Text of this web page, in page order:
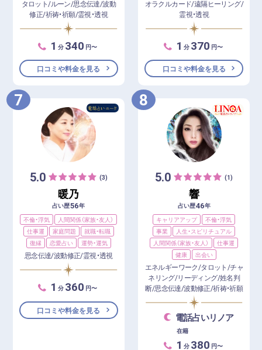
タロット/ルーン/思念伝達/波動
修正/祈祷・祈願/霊視・透視
1 分 340 円〜
口コミや料金を見る
オラクルカード/遠隔ヒーリング/
霊視・透視
1 分 370 円〜
口コミや料金を見る
7
5.0 (3)
暖乃
占い歴56年
不倫・浮気
人間関係（家族・友人）
仕事運
家庭問題
就職・転職
復縁
恋愛占い 運勢・運気
思念伝達/波動修正/霊視・透視
1 分 360 円〜
口コミや料金を見る
8
5.0 (1)
響
占い歴46年
キャリアアップ
不倫・浮気
事業
人生・スピリチュアル
人間関係（家族・友人）
仕事運
健康
出会い
エネルギーワーク/タロット/チャ
ネリング/リーディング/姓名判
断/思念伝達/波動修正/祈祷・祈願
電話占いリノア
在籍
1 分 380 円〜